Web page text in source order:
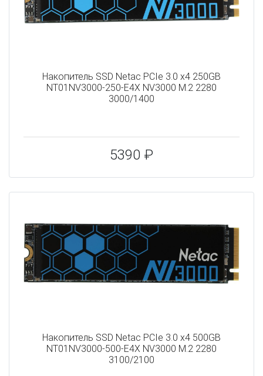
Накопитель SSD Netac PCIe 3.0 x4 250GB
NT01NV3000-250-E4X NV3000 M.2 2280
3000/1400
5390 ₽
Накопитель SSD Netac PCIe 3.0 x4 500GB
NT01NV3000-500-E4X NV3000 M.2 2280
3100/2100